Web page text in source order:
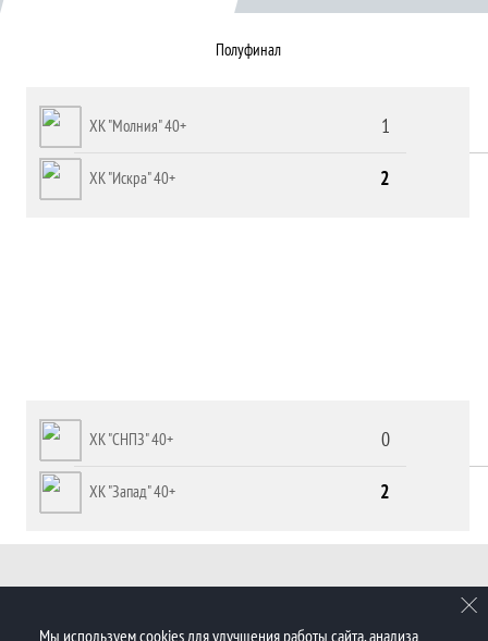
Полуфинал
ХК "Молния" 40+ 1
ХК "Искра" 40+ 2
ХК "СНПЗ" 40+ 0
ХК "Запад" 40+ 2
Мы используем cookies для улучшения работы сайта, анализа